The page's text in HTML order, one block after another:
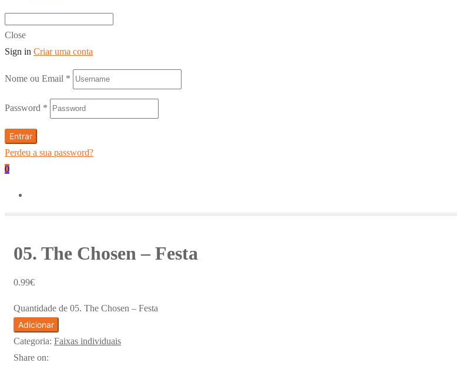
Close
Sign in Criar uma conta
Nome ou Email *
Password *
Entrar
Perdeu a sua password?
0
05. The Chosen – Festa
0.99€
Quantidade de 05. The Chosen – Festa
Adicionar
Categoria: Faixas individuais
Share on: